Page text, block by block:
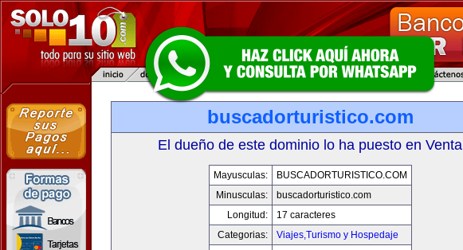
buscadorturistico.com
El dueño de este dominio lo ha puesto en Venta
Mayusculas:
BUSCADORTURISTICO.COM
Minusculas:
buscadorturistico.com
Longitud:
17 caracteres
Categorias:
Viajes,Turismo y Hospedaje